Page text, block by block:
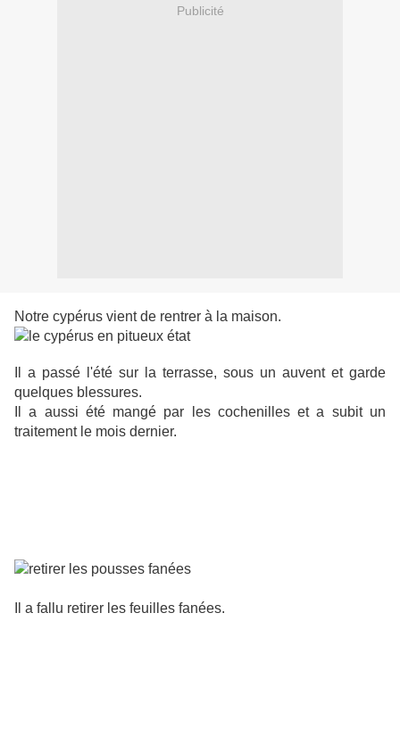
Publicité
Notre cypérus vient de rentrer à la maison.
Il a passé l'été sur la terrasse, sous un auvent et garde
quelques blessures.
Il a aussi été mangé par les cochenilles et a subit un
traitement le mois dernier.
Il a fallu retirer les feuilles fanées.